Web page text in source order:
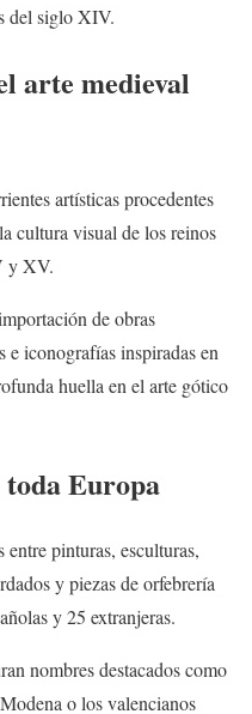
del siglo XIV.
arte medieval
artísticas procedentes
cultura visual de los reinos
y XV.
de obras
e iconografías inspiradas en
huella en el arte gótico
toda Europa
entre pinturas, esculturas,
y piezas de orfebrería
y 25 extranjeras.
nombres destacados como
o los valencianos